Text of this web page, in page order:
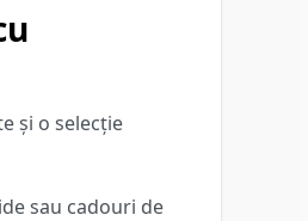
și o selecție
sau cadouri de